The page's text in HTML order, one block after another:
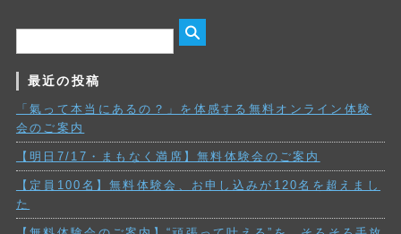
最近の投稿
「氣って本当にあるの？」を体感する無料オンライン体験
会のご案内
【明日7/17・まもなく満席】無料体験会のご案内
【定員100名】無料体験会、お申し込みが120名を超えまし
た